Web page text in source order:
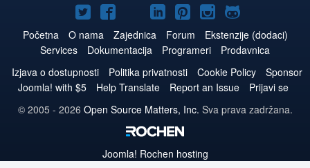
Joomla!
na
Twitteru
Joomla!
na
Facebooku
Joomla!
na
YouTube
Joomla!
naLinkedIn
Joomla!
na
Pinterest
Joomla!
na
Instagram
Joomla!
na
GitHub
Početna O nama Zajednica Forum
Ekstenzije (dodaci)
Services
Dokumentacija Programeri
Prodavnica
Izjava o dostupnosti
Politika privatnosti Cookie Policy
Sponsor
Joomla! with $5
Help Translate Report an Issue
Prijavi se
© 2005 - 2026 Open Source Matters, Inc. Sva prava zadržana.
Joomla! Rochen hosting